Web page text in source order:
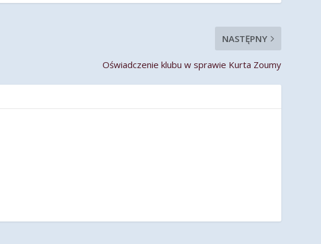
NASTĘPNY
Oświadczenie klubu w sprawie Kurta Zoumy